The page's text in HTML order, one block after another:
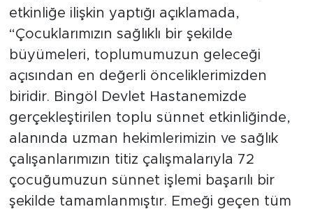
etkinliğe ilişkin yaptığı açıklamada,
“Çocuklarımızın sağlıklı bir şekilde
büyümeleri, toplumumuzun geleceği
açısından en değerli önceliklerimizden
biridir. Bingöl Devlet Hastanemizde
gerçekleştirilen toplu sünnet etkinliğinde,
alanında uzman hekimlerimizin ve sağlık
çalışanlarımızın titiz çalışmalarıyla 72
çocuğumuzun sünnet işlemi başarılı bir
şekilde tamamlanmıştır. Emeği geçen tüm